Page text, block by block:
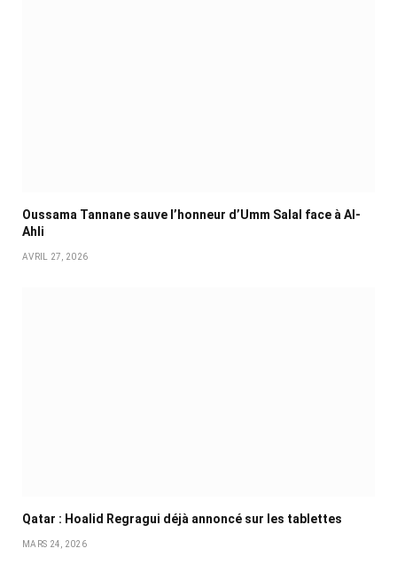
Oussama Tannane sauve l’honneur d’Umm Salal face à Al-
Ahli
AVRIL 27, 2026
Qatar : Hoalid Regragui déjà annoncé sur les tablettes
MARS 24, 2026